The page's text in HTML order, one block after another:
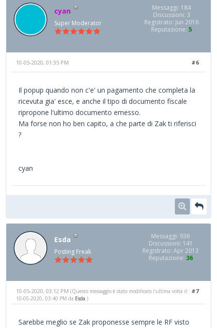
cyan
Super Moderator
Messaggi: 184
Discussioni: 3
Registrato: Jun 2016
Reputazione: 5
#6
10-05-2020, 01:35 PM
Il popup quando non c'e' un pagamento che completa la
ricevuta gia' esce, e anche il tipo di documento fiscale
ripropone l'ultimo documento emesso.
Ma forse non ho ben capito, a che parte di Zak ti riferisci
?
cyan
Esda
Posting Freak
Messaggi: 936
Discussioni: 141
Registrato: Apr 2013
Reputazione: 36
#7
10-05-2020, 03:12 PM (Questo messaggio è stato modificato l'ultima volta il:
10-05-2020, 03:40 PM da Esda.)
Sarebbe meglio se Zak proponesse sempre le RF visto